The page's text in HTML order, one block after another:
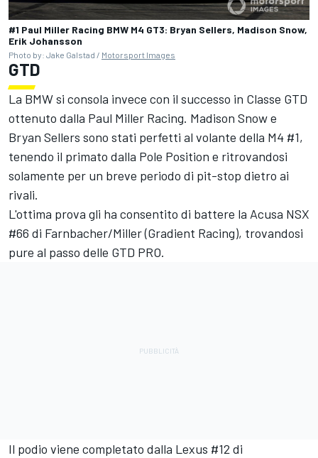
#1 Paul Miller Racing BMW M4 GT3: Bryan Sellers, Madison Snow,
Erik Johansson
Photo by: Jake Galstad / Motorsport Images
GTD
La BMW si consola invece con il successo in Classe GTD
ottenuto dalla Paul Miller Racing. Madison Snowe
Bryan Sellers sono stati perfetti al volante della M4 #1,
tenendo il primato dalla Pole Position e ritrovandosi
solamente per un breve periodo di pit-stop dietro ai
rivali.
L'ottima prova gli ha consentito di battere la Acusa NSX
#66 di Farnbacher/Miller (Gradient Racing), trovandosi
pure al passo delle GTD PRO.
Il podio viene completato dalla Lexus #12 di